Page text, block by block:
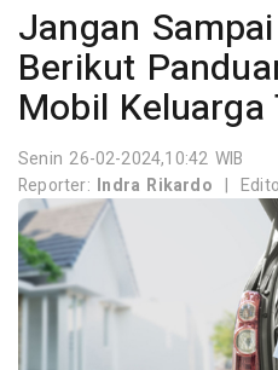
Jangan
Berikut
Mobil Keluarga
Senin 26-02-2024,10:42 WIB
Reporter: Indra Rikardo |